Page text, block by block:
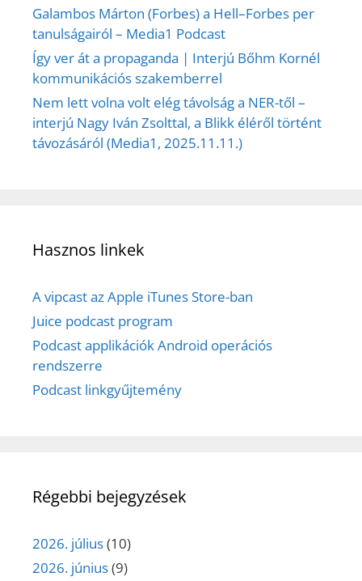
Galambos Márton (Forbes) a Hell–Forbes per
tanulságairól – Media1 Podcast
Így ver át a propaganda | Interjú Bőhm Kornél
kommunikációs szakemberrel
Nem lett volna volt elég távolság a NER-től –
interjú Nagy Iván Zsolttal, a Blikk éléről történt
távozásáról (Media1, 2025.11.11.)
Hasznos linkek
A vipcast az Apple iTunes Store-ban
Juice podcast program
Podcast applikációk Android operációs
rendszerre
Podcast linkgyűjtemény
Régebbi bejegyzések
2026. július(10)
2026. június(9)